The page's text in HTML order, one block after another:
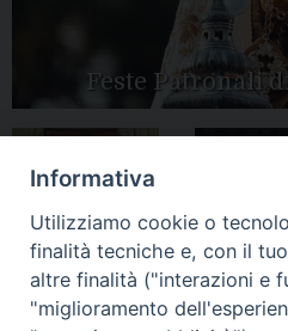
Feste Patronali
Apertura Anno
Mariae in
Informativa
Utilizziamo cookie o
finalità tecniche e, con il
altre finalità ("interazioni e
"miglioramento